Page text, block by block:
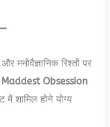
मनोवैज्ञानिक रिश्तों पर
Obsession
शामिल होने योग्य